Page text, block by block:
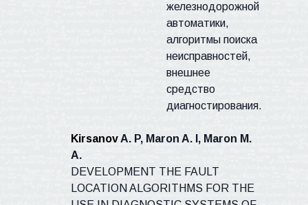
железнодорожной
автоматики,
алгоритмы поиска
неисправностей,
внешнее
средство
диагностирования.
KirsanovA. P, Maron A. I, Maron M.
А.
DEVELOPMENT THE FAULT
LOCATION ALGORITHMS FOR THE